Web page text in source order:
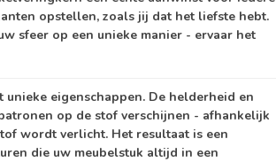
opstellen, zoals jij dat het liefste hebt.
sfeer op een unieke manier - ervaar het
eigenschappen. De helderheid en
op de stof verschijnen - afhankelijk
wordt verlicht. Het resultaat is een
die uw meubelstuk altijd in een